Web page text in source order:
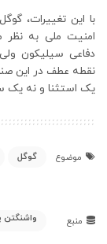
با این تغییرات،
امنیت ملی به نظر
دفاعی سیلیکون
نقطه عطف در این
یک استثنا و نه یک
موضوع گوگل
منبع